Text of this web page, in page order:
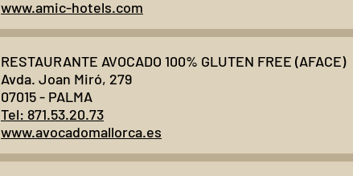
www.amic-hotels.com
RESTAURANTE AVOCADO 100% GLUTEN FREE (AFACE)
Avda. Joan Miró, 279
07015 - PALMA
Tel: 871.53.20.73
www.avocadomallorca.es